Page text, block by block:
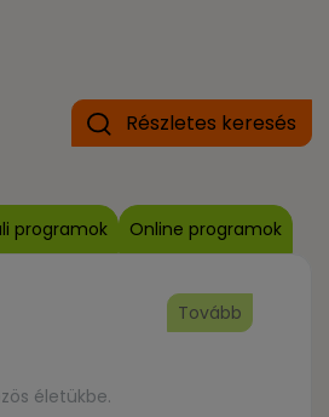
Részletes keresés
programok Online programok
életükbe.
Tovább